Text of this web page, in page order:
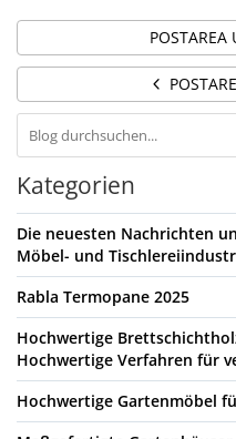
POSTAREA
Kategorien
Die neuesten Nachrichten
Möbel- und
Rabla Termopane 2025
Hochwertige
Hochwertige Verfahren für
Hochwertige Gartenmöbel